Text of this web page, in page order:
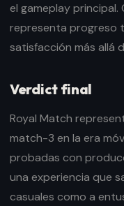
el gameplay
representa progreso
satisfacción más allá
Verdict final
Royal Match
match-3 en la era
probadas con
una experiencia que
casuales como a